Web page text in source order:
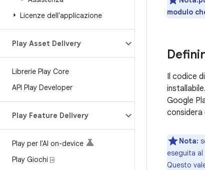
Licenze dell'applicazione
Play Asset Delivery
Librerie Play Core
API Play Developer
Play Feature Delivery
Play per l'AI on-device
Play Giochi ⍈
modulo
Il codice
Google
considera
Nota:
eseguita
Questo